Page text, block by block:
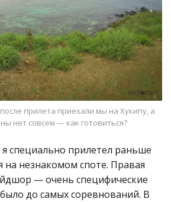
прилета приехали мы на Хукипу, а
нет совсем — как готовиться?
специально прилетел раньше
на незнакомом споте. Правая
— очень специфические
до самых соревнований. В